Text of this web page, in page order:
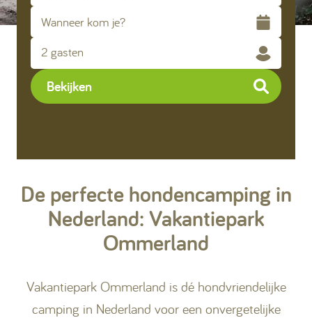
Kamperen
Huren
Gastinformatie
Mijn Ommerland
2 gasten
Bekijken
De perfecte hondencamping in
Nederland: Vakantiepark
Ommerland
Vakantiepark Ommerland is dé hondvriendelijke
camping in Nederland voor een onvergetelijke